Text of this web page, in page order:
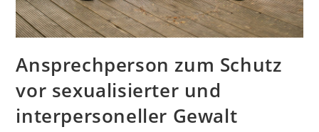
Ansprechperson zum Schutz
vor sexualisierter und
interpersoneller Gewalt